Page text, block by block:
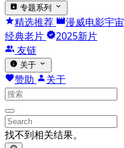
专题系列
精选推荐 漫威电影宇宙
经典老片
2025新片
友链
关于
赞助 关于
找不到相关结果。